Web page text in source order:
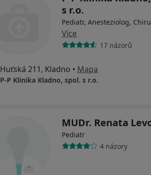
s r.o.
Pediatr, Anesteziolog,
Více
17 názorů
Huťská 211, Kladno • Mapa
P-P Klinika Kladno, spol. s r.o.
MUDr. Renata
Pediatr
4 názory